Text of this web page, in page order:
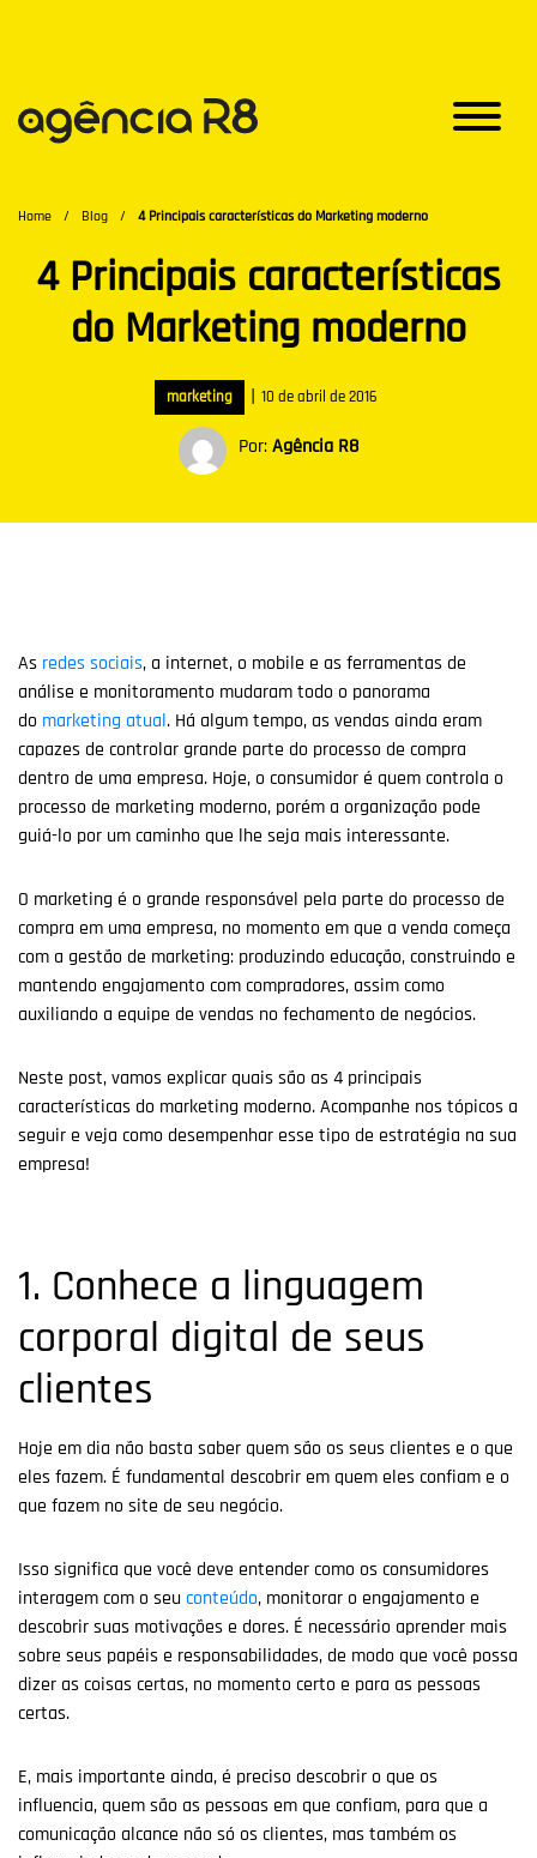
Home / Blog / 4 Principais características do Marketing moderno
4 Principais características
do Marketing moderno
marketing | 10 de abril de 2016
Por:Agência R8
As redes sociais, a internet, o mobile e as ferramentas de
análise e monitoramento mudaram todo o panorama
do marketing atual. Há algum tempo, as vendas ainda eram
capazes de controlar grande parte do processo de compra
dentro de uma empresa. Hoje, o consumidor é quem controla o
processo de marketing moderno, porém a organização pode
guiá-lo por um caminho que lhe seja mais interessante.
O marketing é o grande responsável pela parte do processo de
compra em uma empresa, no momento em que a venda começa
com a gestão de marketing: produzindo educação, construindo e
mantendo engajamento com compradores, assim como
auxiliando a equipe de vendas no fechamento de negócios.
Neste post, vamos explicar quais são as 4 principais
características do marketing moderno. Acompanhe nos tópicos a
seguir e veja como desempenhar esse tipo de estratégia na sua
empresa!
1. Conhece a linguagem
corporal digital de seus
clientes
Hoje em dia não basta saber quem são os seus clientes e o que
eles fazem. É fundamental descobrir em quem eles confiam e o
que fazem no site de seu negócio.
Isso significa que você deve entender como os consumidores
interagem com o seu conteúdo, monitorar o engajamento e
descobrir suas motivações e dores. É necessário aprender mais
sobre seus papéis e responsabilidades, de modo que você possa
dizer as coisas certas, no momento certo e para as pessoas
certas.
E, mais importante ainda, é preciso descobrir o que os
influencia, quem são as pessoas em que confiam, para que a
comunicação alcance não só os clientes, mas também os